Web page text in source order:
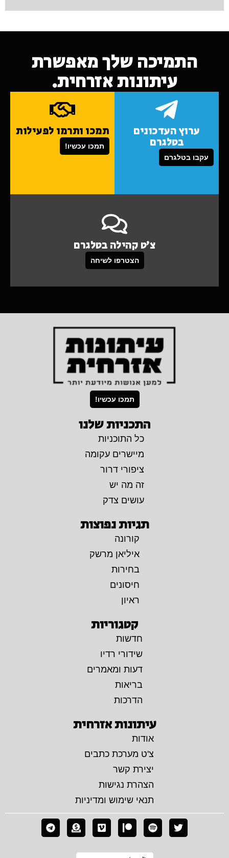
התמיכה שלך מאפשרת
עיתונות אזרחית.
ערוץ העדכונים
בטלגרם
עקבו בטלגרם
תמכו ותרמו לפעילות
תמכו עכשיו!
צ'ט קהילה בטלגרם
הצטרפו לשיחה
תמכו עכשיו!
התכניות שלנו
כל התוכניות
מיישרים עקומה
ציפורי דרור
זה מה יש
עושים צדק
תגיות נפוצות
קורונה
איליאן מרשק
בחירות
חיסונים
ראיון
קטגוריות
חדשות
שידורי רדיו
דעות ומאמרים
בריאות
הדרכות
עיתונות אזרחית
אודות
צ'ט מערכת כתבים
יצירת קשר
הצהרת נגישות
תנאי שימוש ומדיניות